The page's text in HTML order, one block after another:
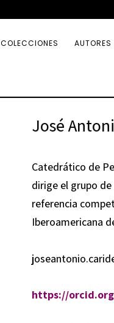
COLECCIONES AUTORES
José
Catedrático de
dirige el grupo
referencia
Iberoamericana
https://